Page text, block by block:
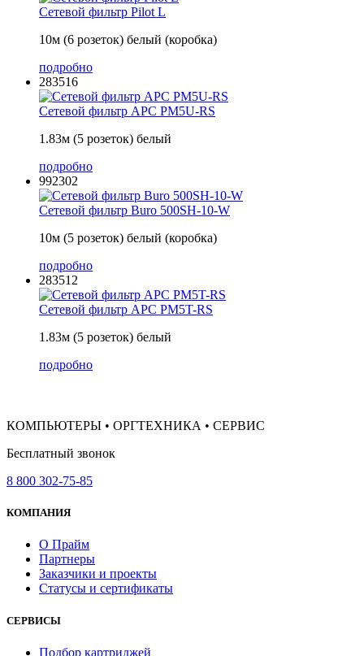
Сетевой фильтр Pilot L
10м (6 розеток) белый (коробка)
подробно
283516
Сетевой фильтр APC PM5U-RS
1.83м (5 розеток) белый
подробно
992302
Сетевой фильтр Buro 500SH-10-W
10м (5 розеток) белый (коробка)
подробно
283512
Сетевой фильтр APC PM5T-RS
1.83м (5 розеток) белый
подробно
КОМПЬЮТЕРЫ • ОРГТЕХНИКА • СЕРВИС
Бесплатный звонок
8 800 302-75-85
КОМПАНИЯ
О Прайм
Партнеры
Заказчики и проекты
Статусы и сертификаты
СЕРВИСЫ
Подбор картриджей